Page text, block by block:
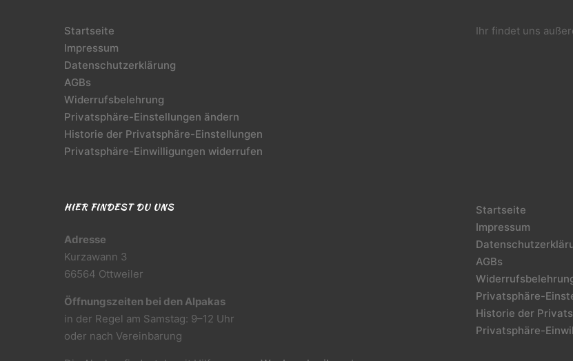
Startseite
Impressum
Datenschutzerklärung
AGBs
Widerrufsbelehrung
Privatsphäre-Einstellungen ändern
Historie der Privatsphäre-Einstellungen
Privatsphäre-Einwilligungen widerrufen
Ihr findet uns
HIER FINDEST DU UNS
Adresse
Kurzawann 3
66564 Ottweiler
Öffnungszeiten bei den Alpakas
in der Regel am Samstag: 9–12 Uhr
oder nach Vereinbarung
Startseite
Impressum
AGBs
Privatsphäre-
Historie der
Privatsphäre-